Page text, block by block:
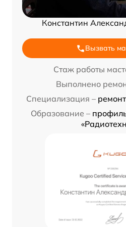
Константин
Вызвать
Стаж работы
Выполнено
Специализация –
Образование –